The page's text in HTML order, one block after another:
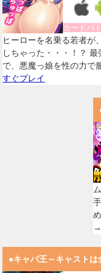
カードバ
ヒーローを名乗る若者が
しちゃった・・・！？ 最
で、悪魔っ娘を性の力
すぐプレイ
→
●キャバ王～キャストは